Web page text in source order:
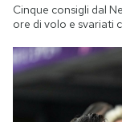
Cinque consigli dal
ore di volo e svariati